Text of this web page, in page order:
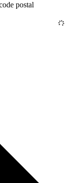
postal